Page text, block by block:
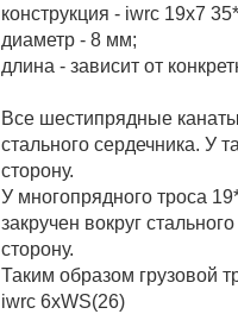
конструкция - iwrc 19x7
диаметр - 8 мм;
длина - зависит от
Все шестипрядные
стального сердечника. У
сторону.
У многопрядного троса
закручен вокруг
сторону.
Таким образом грузовой
iwrc 6xWS(26)